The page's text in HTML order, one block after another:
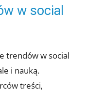
w social
trendów w social
i nauką.
treści,